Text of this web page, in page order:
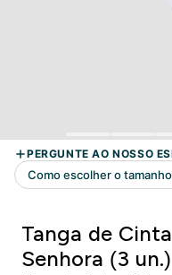
Tanga de
Senhora (3 un.)